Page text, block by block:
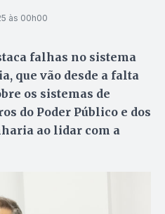
às 00h00
falhas no sistema
que vão desde a falta
os sistemas de
do Poder Público e dos
ao lidar com a